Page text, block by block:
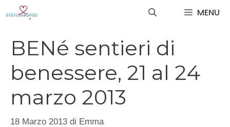
MENU
BENé sentieri di
benessere, 21 al 24
marzo 2013
18 Marzo 2013 di Emma